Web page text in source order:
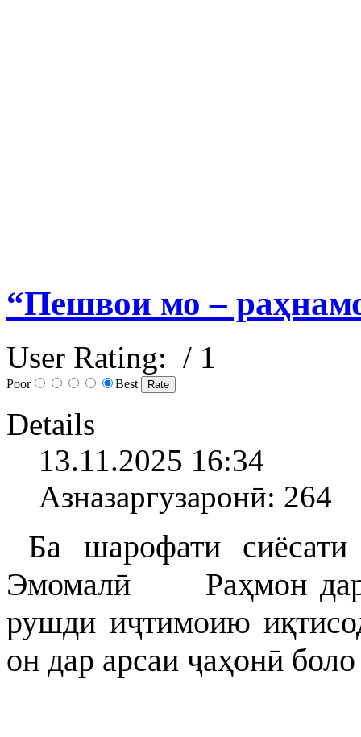
“Пешвои мо –
User Rating: / 1
Poor Best
Details
13.11.2025 16:34
Азназаргузаронӣ: 264
Ба шарофати сиёсати
Эмомалӣ Раҳмон дар
рушди иҷтимоию
он дар арсаи ҷаҳонӣ